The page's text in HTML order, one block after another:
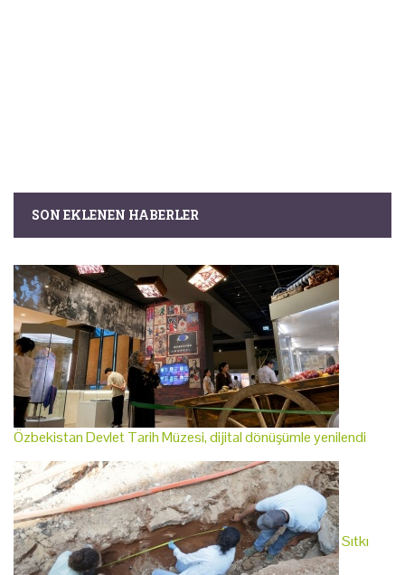
SON EKLENEN HABERLER
Özbekistan Devlet Tarih Müzesi, dijital dönüşümle yenilendi
Sıtkı